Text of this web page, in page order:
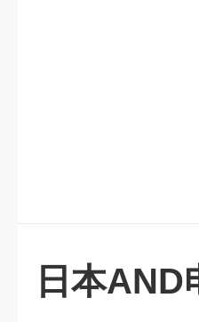
日本AND